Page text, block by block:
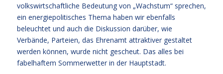
volkswirtschaftliche Bedeutung von „Wachstum“ sprechen,
ein energiepolitisches Thema haben wir ebenfalls
beleuchtet und auch die Diskussion darüber, wie
Verbände, Parteien, das Ehrenamt attraktiver gestaltet
werden können, wurde nicht gescheut. Das alles bei
fabelhaftem Sommerwetter in der Hauptstadt.